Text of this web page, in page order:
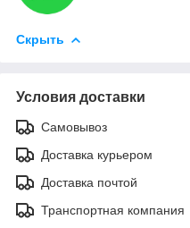
Скрыть
Условия доставки
Самовывоз
Доставка курьером
Доставка почтой
Транспортная компания